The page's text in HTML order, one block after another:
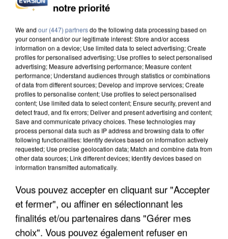
APRÈS TOUTES CES CANICULES, LES REFUGES
DE FAUNE SAUVAGE SONT...
notre priorité
We and our (447) partnersdo the following data processing based on
your consent and/or our legitimate interest: Store and/or access
information on a device; Use limited data to select advertising; Create
profiles for personalised advertising; Use profiles to select personalised
advertising; Measure advertising performance; Measure content
performance; Understand audiences through statistics or combinations
of data from different sources; Develop and improve services; Create
profiles to personalise content; Use profiles to select personalised
content; Use limited data to select content; Ensure security, prevent and
detect fraud, and fix errors; Deliver and present advertising and content;
Save and communicate privacy choices. These technologies may
process personal data such as IP address and browsing data to offer
following functionalities: Identify devices based on information actively
requested; Use precise geolocation data; Match and combine data from
other data sources; Link different devices; Identify devices based on
information transmitted automatically.
Vous pouvez accepter en cliquant sur "Accepter
et fermer", ou affiner en sélectionnant les
finalités et/ou partenaires dans "Gérer mes
choix". Vous pouvez également refuser en